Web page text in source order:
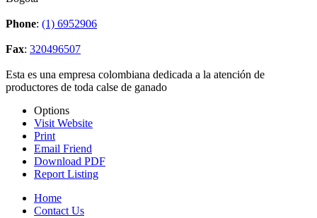
Phone: (1) 6952906
Fax: 320496507
Esta es una empresa colombiana dedicada a la atención de
productores de toda calse de ganado
Options
Visit Website
Print
Email Friend
Download PDF
Report Listing
Home
Contact Us